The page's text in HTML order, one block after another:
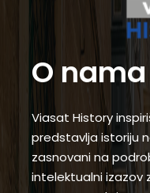
O nama
Viasat History
predstavlja istoriju
zasnovani na
intelektualni izazov